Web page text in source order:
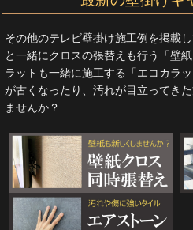
その他のテレビ壁掛け施工例を掲載
と一緒にクロスの張替えも行う「壁
ラットも一緒に施工する「エコカラ
が古くなったり、汚れが目立ってき
ませんか？